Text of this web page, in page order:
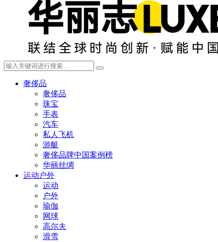
奢侈品
奢侈品
珠宝
手表
汽车
私人飞机
游艇
奢侈品牌中国案例榜
华丽丝绸
运动户外
运动
户外
瑜伽
网球
高尔夫
滑雪